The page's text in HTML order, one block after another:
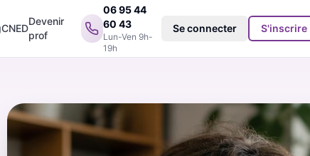
CNED
Devenir
prof
06 95 44
60 43
Lun-Ven 9h-
19h
Se connecter S'inscrire